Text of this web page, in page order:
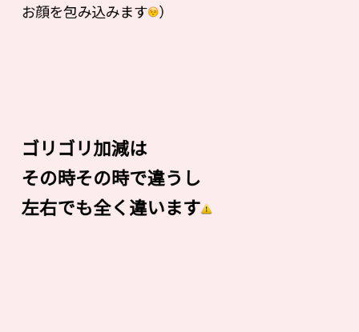
お顔を包み込みます ）
ゴリゴリ加減は
その時その時で違うし
左右でも全く違います